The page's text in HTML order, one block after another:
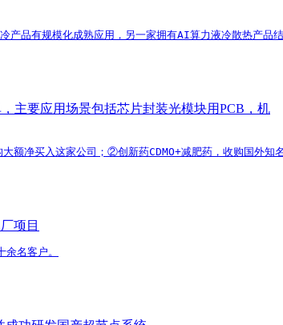
有规模化成熟应用，另一家拥有AI算力液冷散热产品
主要应用场景包括芯片封装光模块用PCB，机
净买入这家公司；②创新药CDMO+减肥药，收购国外
项目
名客户。